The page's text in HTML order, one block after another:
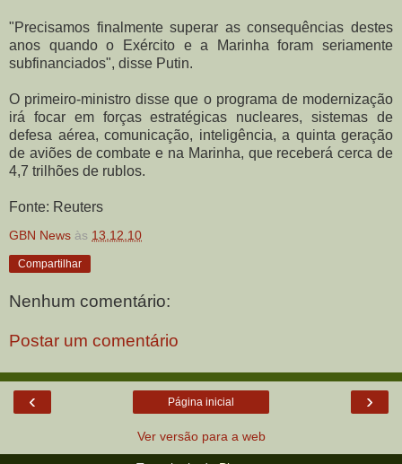
"Precisamos finalmente superar as consequências destes
anos quando o Exército e a Marinha foram seriamente
subfinanciados", disse Putin.
O primeiro-ministro disse que o programa de modernização
irá focar em forças estratégicas nucleares, sistemas de
defesa aérea, comunicação, inteligência, a quinta geração
de aviões de combate e na Marinha, que receberá cerca de
4,7 trilhões de rublos.
Fonte: Reuters
GBN News às 13.12.10
Compartilhar
Nenhum comentário:
Postar um comentário
‹ ›
Página inicial
Ver versão para a web